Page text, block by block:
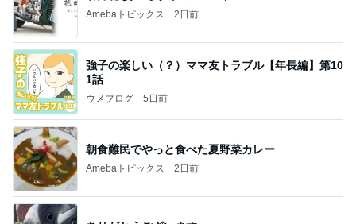
Amebaトピックス 2日前
強子の楽しい（？）ママ友トラブル【年長編】第10
1話
ウメブログ 5日前
朝食難民でやっと食べた夏野菜カレー
Amebaトピックス 2日前